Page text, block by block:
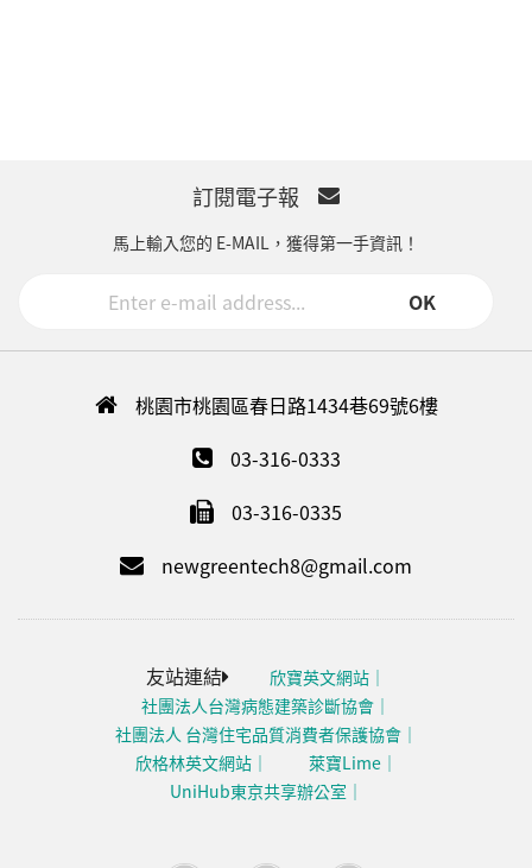
訂閱電子報
馬上輸入您的 E-MAIL，獲得第一手資訊！
OK
桃園市桃園區春日路1434巷69號6樓
03-316-0333
03-316-0335
newgreentech8@gmail.com
友站連結
欣寶英文網站
社團法人台灣病態建築診斷協會
社團法人 台灣住宅品質消費者保護協會
欣格林英文網站
萊寶Lime
UniHub東京共享辦公室